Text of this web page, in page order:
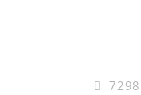
7298